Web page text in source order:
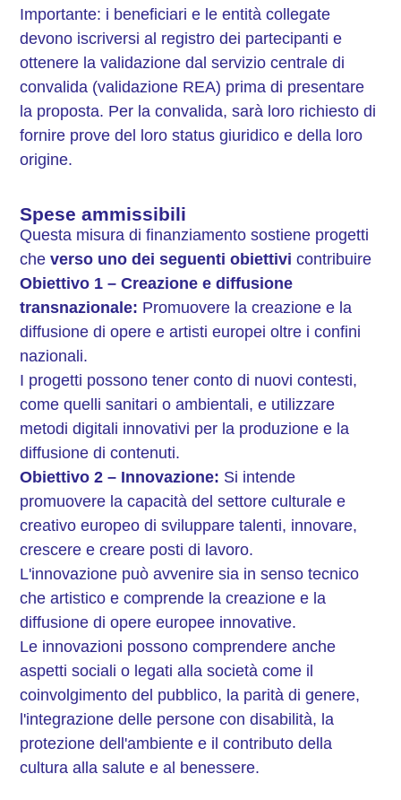
Importante: i beneficiari e le entità collegate
devono iscriversi al registro dei partecipanti e
ottenere la validazione dal servizio centrale di
convalida (validazione REA) prima di presentare
la proposta. Per la convalida, sarà loro richiesto di
fornire prove del loro status giuridico e della loro
origine.
Spese ammissibili
Questa misura di finanziamento sostiene progetti
cheverso uno dei seguenti obiettivi contribuire
Obiettivo 1 – Creazione e diffusione
transnazionale: Promuovere la creazione e la
diffusione di opere e artisti europei oltre i confini
nazionali.
I progetti possono tener conto di nuovi contesti,
come quelli sanitari o ambientali, e utilizzare
metodi digitali innovativi per la produzione e la
diffusione di contenuti.
Obiettivo 2 – Innovazione: Si intende
promuovere la capacità del settore culturale e
creativo europeo di sviluppare talenti, innovare,
crescere e creare posti di lavoro.
L'innovazione può avvenire sia in senso tecnico
che artistico e comprende la creazione e la
diffusione di opere europee innovative.
Le innovazioni possono comprendere anche
aspetti sociali o legati alla società come il
coinvolgimento del pubblico, la parità di genere,
l'integrazione delle persone con disabilità, la
protezione dell'ambiente e il contributo della
cultura alla salute e al benessere.